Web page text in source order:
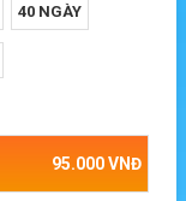
40 NGÀY
95.000VNĐ